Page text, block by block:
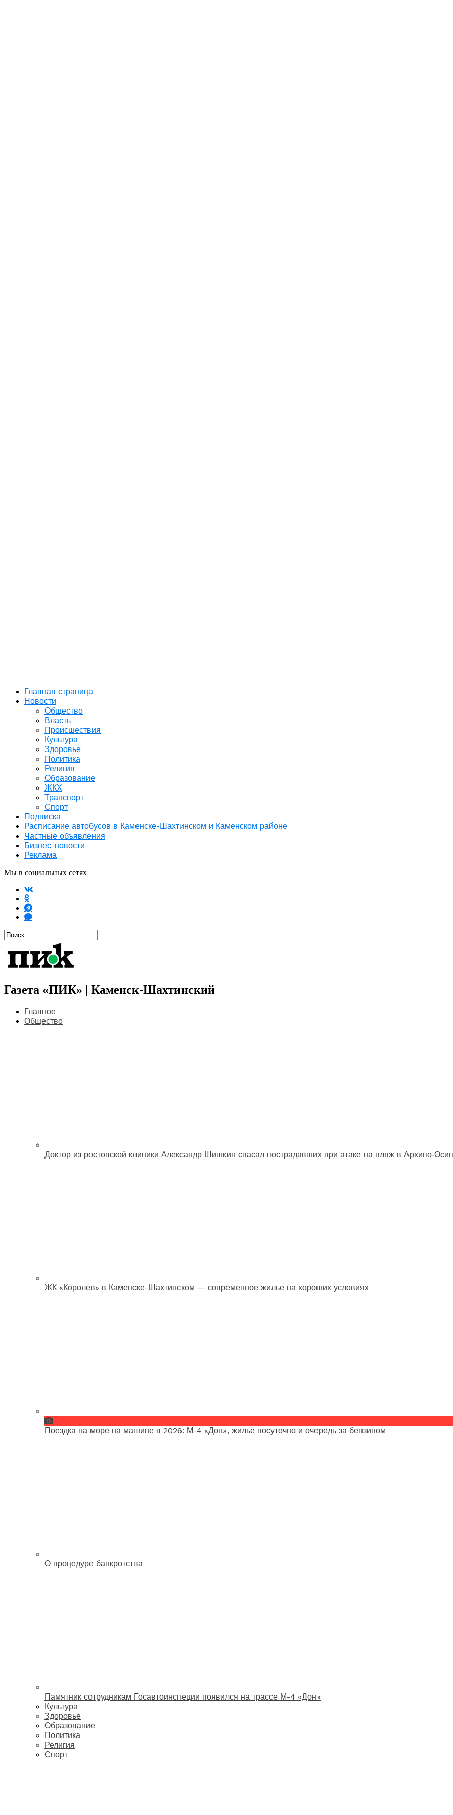
Главная страница
Новости
Общество
Власть
Происшествия
Культура
Здоровье
Политика
Религия
Образование
ЖКХ
Транспорт
Спорт
Подписка
Расписание автобусов в Каменске-Шахтинском и Каменском районе
Частные объявления
Бизнес-новости
Реклама
Мы в социальных сетях
Газета «ПИК» | Каменск-Шахтинский
Главное
Общество
Доктор из ростовской клиники Александр Шишкин спасал пострадавших при атаке на пляж в
ЖК «Королев» в Каменске-Шахтинском — современное жилье на хороших условиях
Поездка на море на машине в 2026: М-4 «Дон», жильё посуточно и очередь за бензином
О процедуре банкротства
Памятник сотрудникам Госавтоинспеции появился на трассе М-4 «Дон»
Культура
Здоровье
Образование
Политика
Религия
Спорт